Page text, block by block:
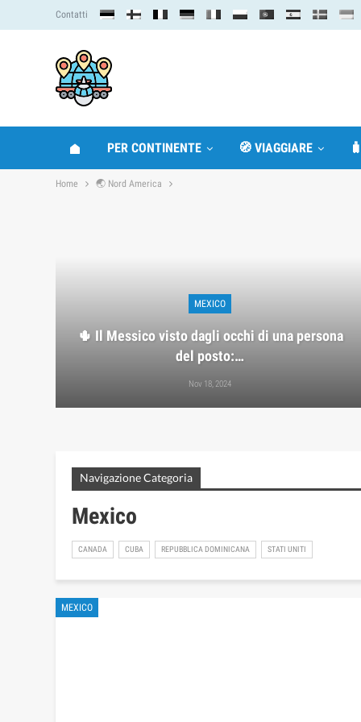
Contatti
PER CONTINENTE 🧭 VIAGGIARE
Home 🌏 Nord America
MEXICO
🌵 Il Messico visto dagli occhi di una persona
del posto:…
Nov 18, 2024
Navigazione Categoria
Mexico
CANADA CUBA REPUBBLICA DOMINICANA STATI UNITI
MEXICO